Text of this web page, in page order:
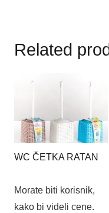
Related
WC ČETKA RATAN
Morate biti korisnik,
kako bi videli cene.